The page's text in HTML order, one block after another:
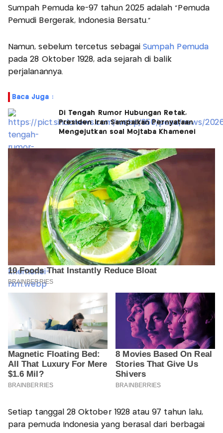
Sumpah Pemuda ke-97 tahun 2025 adalah “Pemuda
Pemudi Bergerak, Indonesia Bersatu.”
Namun, sebelum tercetus sebagaiSumpah Pemuda
pada 28 Oktober 1928, ada sejarah di balik
perjalanannya.
Baca Juga :
Di Tengah Rumor Hubungan Retak,
Presiden Iran Sampaikan Pernyataan
Mengejutkan soal Mojtaba Khamenei
Setiap tanggal 28 Oktober 1928 atau 97 tahun lalu,
para pemuda Indonesia yang berasal dari berbagai